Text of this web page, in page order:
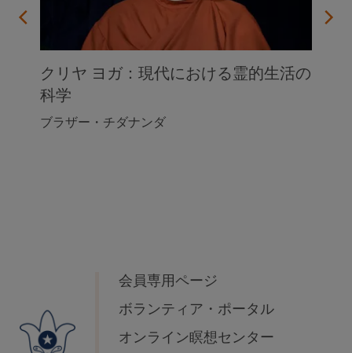
クリヤ ヨガ：現代における霊的生活の
科学
ブラザー・チダナンダ
会員専用ページ
ボランティア・ポータル
オンライン瞑想センター